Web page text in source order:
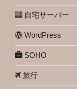
自宅サーバー
WordPress
SOHO
旅行